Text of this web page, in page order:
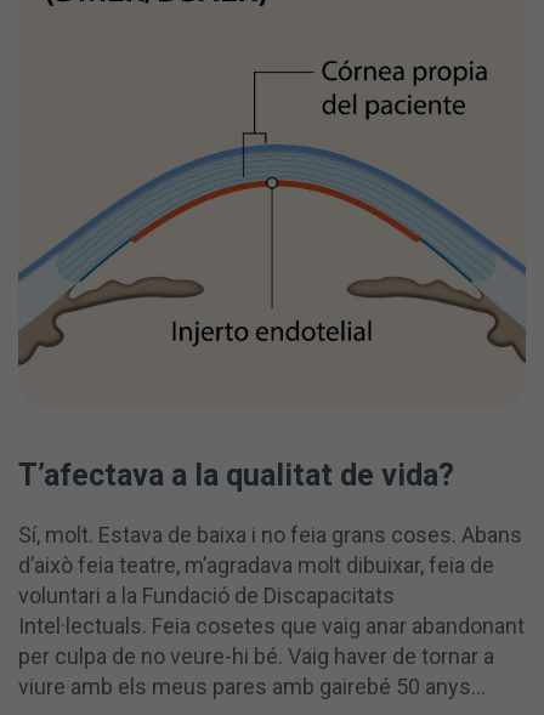
T’afectava a la qualitat de vida?
Sí, molt. Estava de baixa i no feia grans coses. Abans
d’això feia teatre, m’agradava molt dibuixar, feia de
voluntari a la Fundació de Discapacitats
Intel·lectuals. Feia cosetes que vaig anar abandonant
per culpa de no veure-hi bé. Vaig haver de tornar a
viure amb els meus pares amb gairebé 50 anys…